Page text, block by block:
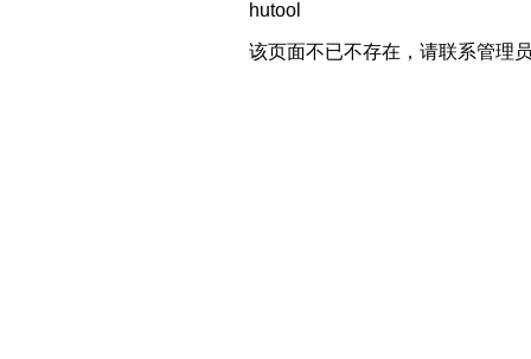
hutool
该页面不已不存在，请联系管理